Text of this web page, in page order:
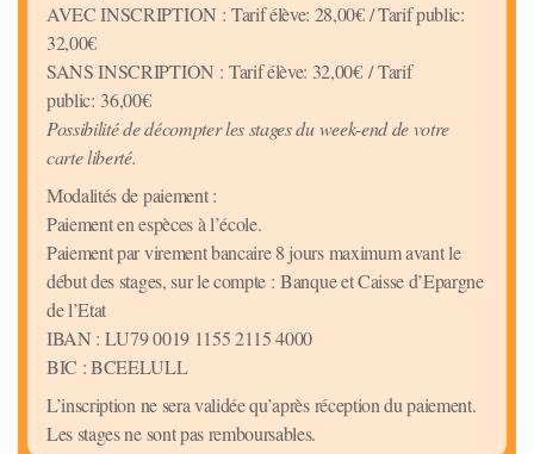
AVEC INSCRIPTION : Tarif élève: 28,00€ / Tarif public:
32,00€
SANS INSCRIPTION : Tarif élève: 32,00€ / Tarif
public: 36,00€
Possibilité de décompter les stages du week-end de votre
carte liberté.
Modalités de paiement :
Paiement en espèces à l’école.
Paiement par virement bancaire 8 jours maximum avant le
début des stages, sur le compte : Banque et Caisse d’Epargne
de l’Etat
IBAN : LU79 0019 1155 2115 4000
BIC : BCEELULL
L’inscription ne sera validée qu’après réception du paiement.
Les stages ne sont pas remboursables.